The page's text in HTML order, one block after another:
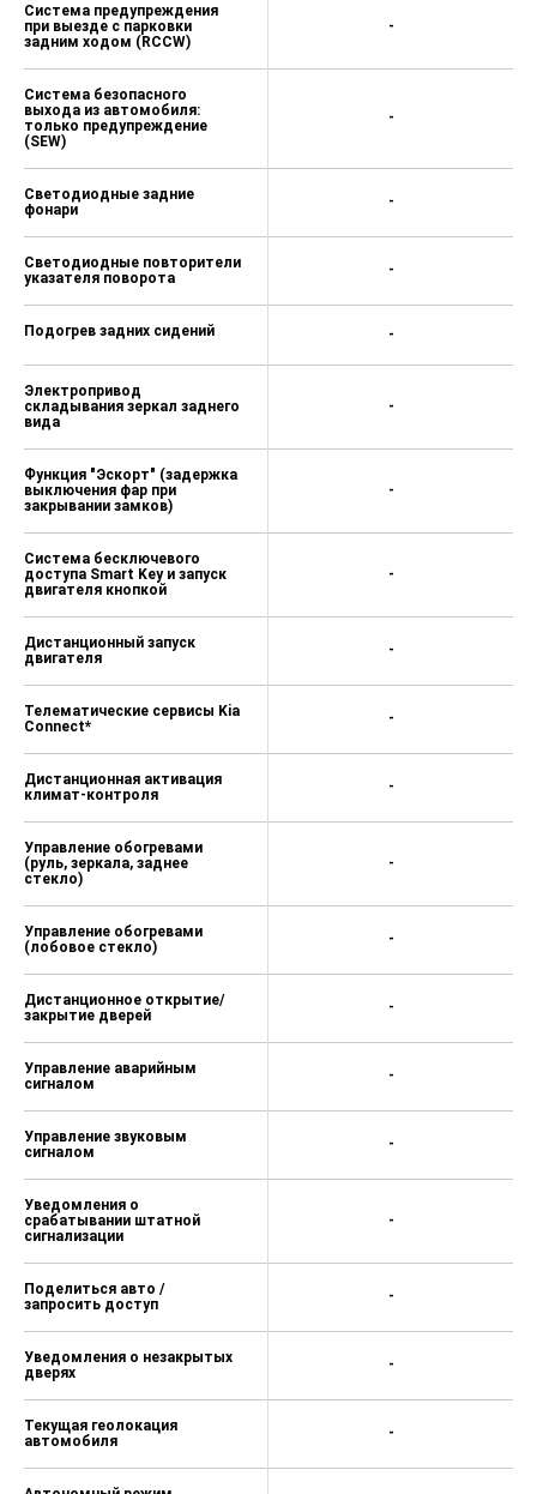
Система предупреждения
при выезде с парковки
задним ходом (RCCW)
Система безопасного
выхода из автомобиля:
только предупреждение
(SEW)
Светодиодные задние
фонари
Светодиодные повторители
указателя поворота
Подогрев задних сидений
Электропривод
складывания зеркал заднего
вида
Функция "Эскорт" (задержка
выключения фар при
закрывании замков)
Система бесключевого
доступа Smart Key и запуск
двигателя кнопкой
Дистанционный запуск
двигателя
Телематические сервисы Kia
Connect*
Дистанционная активация
климат-контроля
Управление обогревами
(руль, зеркала, заднее
стекло)
Управление обогревами
(лобовое стекло)
Дистанционное открытие/
закрытие дверей
Управление аварийным
сигналом
Управление звуковым
сигналом
Уведомления о
срабатывании штатной
сигнализации
Поделиться авто /
запросить доступ
Уведомления о незакрытых
дверях
Текущая геолокация
автомобиля
-
-
-
-
-
-
-
-
-
-
-
-
-
-
-
-
-
-
-
-